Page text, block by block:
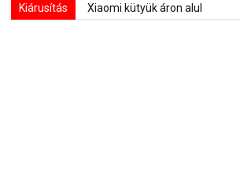
Kiárusítás Xiaomi kütyük áron alul